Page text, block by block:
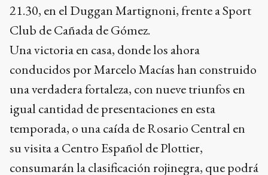
21.30, en el Duggan Martignoni, frente a Sport
Club de Cañada de Gómez.
Una victoria en casa, donde los ahora
conducidos por Marcelo Macías han construido
una verdadera fortaleza, con nueve triunfos en
igual cantidad de presentaciones en esta
temporada, o una caída de Rosario Central en
su visita a Centro Español de Plottier,
consumarán la clasificación rojinegra, que podrá